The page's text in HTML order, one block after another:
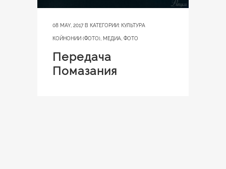
08 MAY, 2017 В КАТЕГОРИИ: КУЛЬТУРА
КОЙНОНИИ (ФОТО) МЕДИА ФОТО
Передача
Помазания